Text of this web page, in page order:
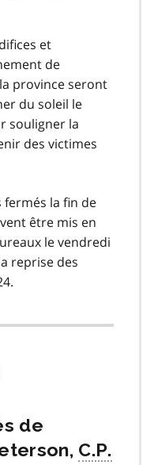
et
de
province seront
du soleil le
souligner la
des victimes
fermés la fin de
être mis en
le vendredi
reprise des
de
C.P.